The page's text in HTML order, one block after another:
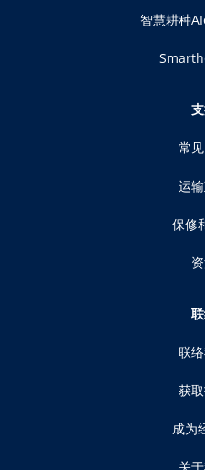
智慧耕种
常
运
保修
联
获
成为